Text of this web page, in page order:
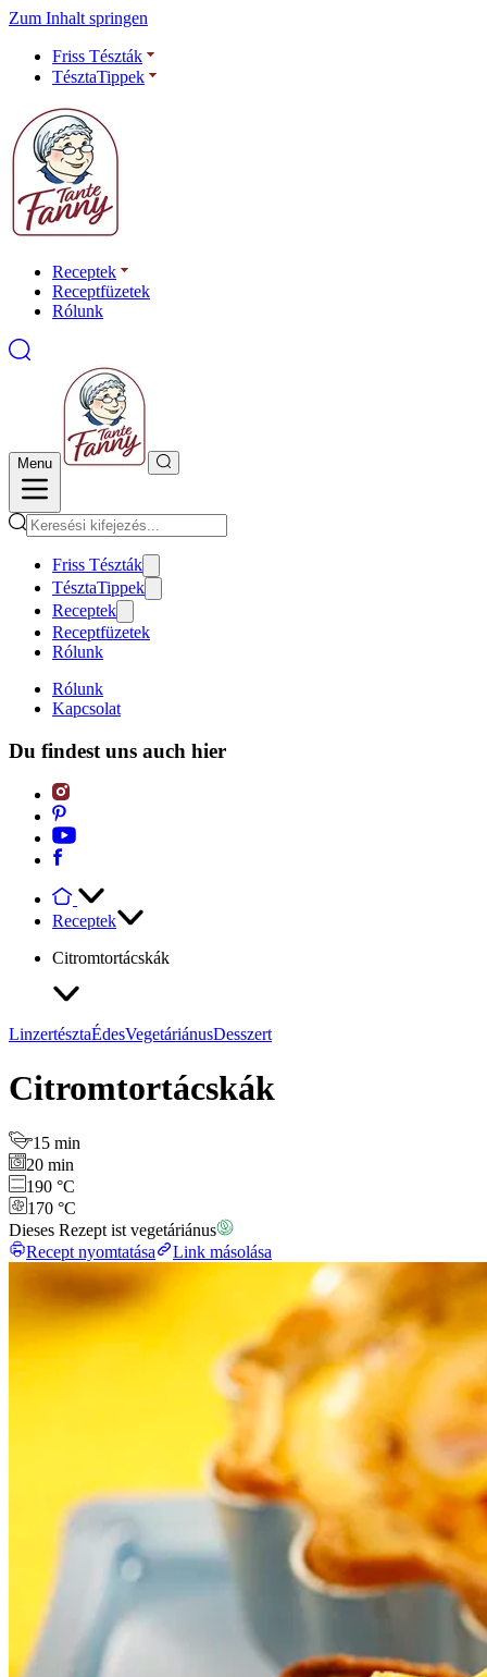
Zum Inhalt springen
Friss Tészták
TésztaTippek
Receptek
Receptfüzetek
Rólunk
Menu
Friss Tészták
TésztaTippek
Receptek
Receptfüzetek
Rólunk
Rólunk
Kapcsolat
Du findest uns auch hier
Receptek
Citromtortácskák
LinzertésztaÉdesVegetáriánusDesszert
Citromtortácskák
15 min
20 min
190 °C
170 °C
Dieses Rezept ist vegetáriánus
Recept nyomtatása
Link másolása